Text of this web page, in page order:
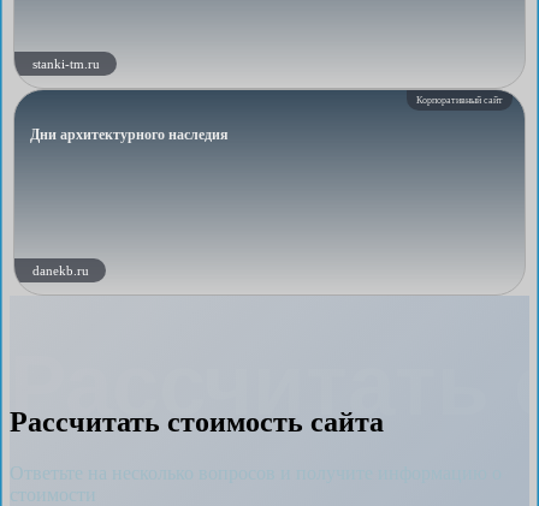
stanki-tm.ru
Корпоративный сайт
Дни архитектурного наследия
danekb.ru
Рассчитать
Рассчитать стоимость сайта
Ответьте на несколько вопросов и получите информацию о
стоимости